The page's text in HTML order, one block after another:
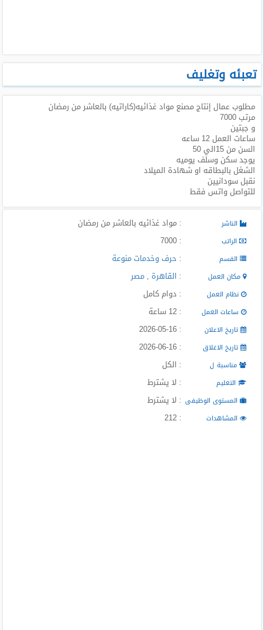
تصفح
الوظائف
وظائف
اليوم
وظائف
السعودية
اليوم
وظائف
مصر
اليوم
وظائف
حكومية
المدونة
تعبئه وتغليف
مطلوب عمال إنتاج مصنع مواد غذائيه(كاراتيه) بالعاشر من رمضان
مرتب 7000
و جبتين
ساعات العمل 12 ساعه
السن من 15الي 50
يوجد سكن وسلف يوميه
الشغل بالبطاقه او شهادة الميلاد
نقبل سودانيين
للتواصل واتس فقط
الناشر : مواد غذائيه بالعاشر من رمضان
الراتب : 7000
القسم : حرف وخدمات منوعة
مكان العمل : القاهرة , مصر
نظام العمل : دوام كامل
ساعات العمل : 12 ساعة
تاريخ الاعلان : 2026-05-16
تاريخ الاغلاق : 2026-06-16
مناسبة ل : الكل
التعليم : لا يشترط
المستوى الوظيفى : لا يشترط
المشاهدات : 212